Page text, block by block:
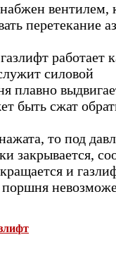
вентилем,
перетекание
работает
силовой
плавно
быть сжат
то под
закрывается,
и
поршня